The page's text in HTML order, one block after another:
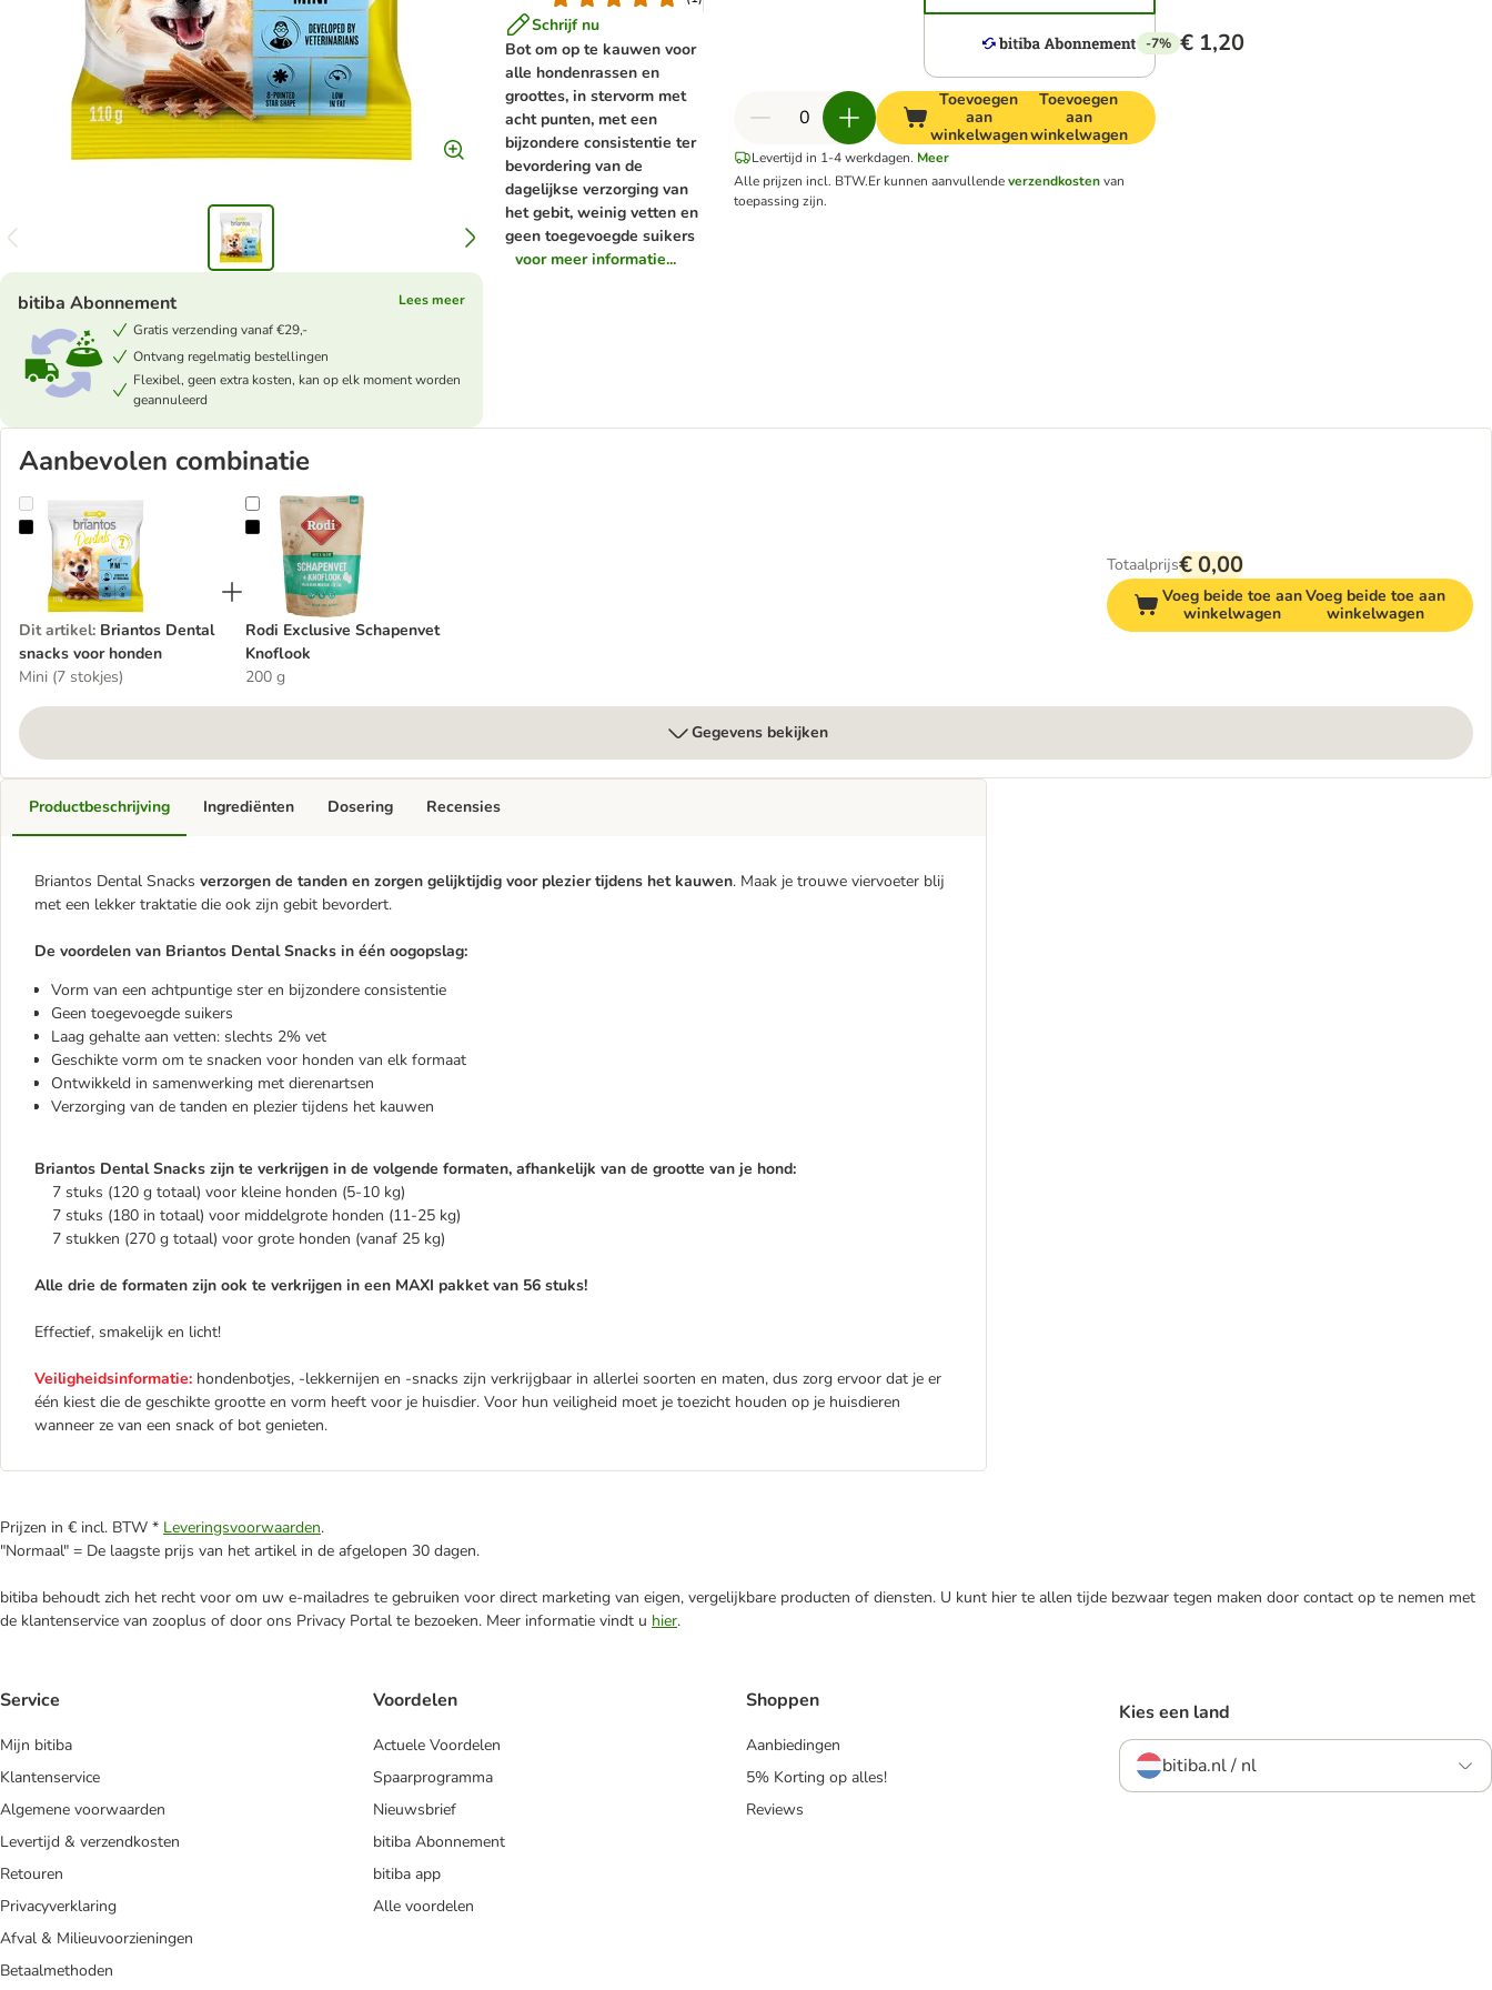
Schrijf nu
Bot om op te kauwen voor
alle hondenrassen en
groottes, in stervorm met
acht punten, met een
bijzondere consistentie ter
bevordering van de
dagelijkse verzorging van
het gebit, weinig vetten en
geen toegevoegde suikers
voor meer informatie...
bitiba Abonnement
Lees meer
Gratis verzending vanaf €29,-
Ontvang regelmatig bestellingen
Flexibel, geen extra kosten, kan op elk moment worden
geannuleerd
-7% € 1,20
Toevoegen
aan
winkelwagen
Toevoegen
aan
winkelwagen
Levertijd in 1-4 werkdagen. Meer
Alle prijzen incl. BTW.Er kunnen aanvullendeverzendkostenvan
toepassing zijn.
Aanbevolen combinatie
Briantos Dental snacks voor honden
Dit artikel: Briantos Dental
snacks voor honden
Mini (7 stokjes)
Rodi Exclusive Schapenvet Knoflook
Rodi Exclusive Schapenvet
Knoflook
200 g
Totaalprijs€ 0,00
Voeg beide toe aan
winkelwagen
Voeg beide toe aan
winkelwagen
Gegevens bekijken
Productbeschrijving
Briantos Dental Snacks verzorgen de tanden en zorgen gelijktijdig voor plezier tijdens het kauwen. Maak je trouwe viervoeter blij
met een lekker traktatie die ook zijn gebit bevordert.
De voordelen van Briantos Dental Snacks in één oogopslag:
Vorm van een achtpuntige ster en bijzondere consistentie
Geen toegevoegde suikers
Laag gehalte aan vetten: slechts 2% vet
Geschikte vorm om te snacken voor honden van elk formaat
Ontwikkeld in samenwerking met dierenartsen
Verzorging van de tanden en plezier tijdens het kauwen
Briantos Dental Snacks zijn te verkrijgen in de volgende formaten, afhankelijk van de grootte van je hond:
7 stuks (120 g totaal) voor kleine honden (5-10 kg)
7 stuks (180 in totaal) voor middelgrote honden (11-25 kg)
7 stukken (270 g totaal) voor grote honden (vanaf 25 kg)
Alle drie de formaten zijn ook te verkrijgen in een MAXI pakket van 56 stuks!
Effectief, smakelijk en licht!
Veiligheidsinformatie: hondenbotjes, -lekkernijen en -snacks zijn verkrijgbaar in allerlei soorten en maten, dus zorg ervoor dat je er
één kiest die de geschikte grootte en vorm heeft voor je huisdier. Voor hun veiligheid moet je toezicht houden op je huisdieren
wanneer ze van een snack of bot genieten.
Ingrediënten Dosering Recensies
Prijzen in € incl. BTW * Leveringsvoorwaarden.
"Normaal" = De laagste prijs van het artikel in de afgelopen 30 dagen.
bitiba behoudt zich het recht voor om uw e-mailadres te gebruiken voor direct marketing van eigen, vergelijkbare producten of diensten. U kunt hier te allen tijde bezwaar tegen maken door contact op te nemen met
de klantenservice van zooplus of door ons Privacy Portal te bezoeken. Meer informatie vindt u hier.
Service
Mijn bitiba
Klantenservice
Algemene voorwaarden
Levertijd & verzendkosten
Retouren
Privacyverklaring
Afval & Milieuvoorzieningen
Betaalmethoden
Voordelen
Actuele Voordelen
Spaarprogramma
Nieuwsbrief
bitiba Abonnement
bitiba app
Alle voordelen
Shoppen
Aanbiedingen
5% Korting op alles!
Reviews
Kies een land
bitiba.nl / nl